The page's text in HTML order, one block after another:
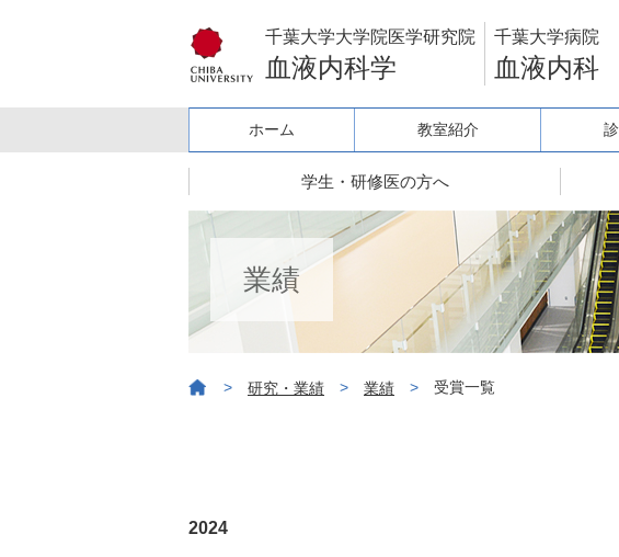
千葉大学大学院医学研究院
血液内科学
千葉大学病院
血液内科
ホーム 教室紹介
学生・研修医の方へ
業績
> 研究・業績 > 業績 > 受賞一覧
2024